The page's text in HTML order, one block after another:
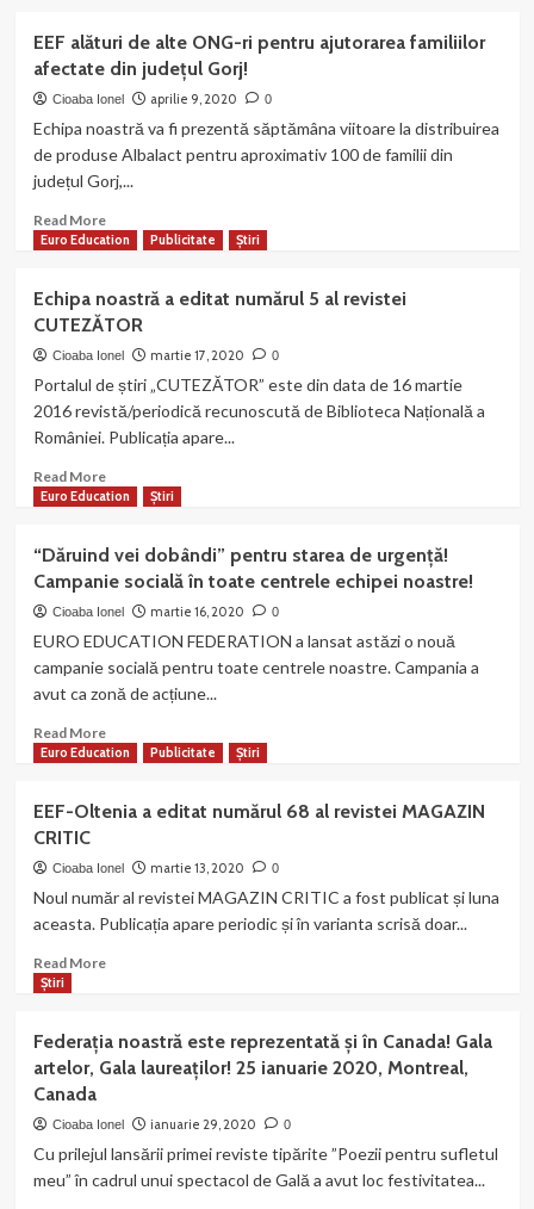
Oltenia
a
editat
numărul
al
revistei
CRITIC
EEF alături de alte ONG-ri pentru ajutorarea familiilor
afectate din județul Gorj!
Cioaba Ionel aprilie 9, 2020 0
Echipa noastră va fi prezentă săptămâna viitoare la distribuirea
de produse Albalact pentru aproximativ 100 de familii din
județul Gorj,...
Read MoreRead
more
alături
de
alte
ONG-
pentru
ajutorarea
afectate
din
Gorj!
Euro Education Publicitate Știri
Echipa noastră a editat numărul 5 al revistei
CUTEZĂTOR
Cioaba Ionel martie 17, 2020 0
Portalul de știri „CUTEZĂTOR” este din data de 16 martie
2016 revistă/periodică recunoscută de Biblioteca Națională a
României. Publicația apare...
Read MoreRead
more
noastră
a
editat
numărul
al
revistei
Euro Education Știri
“Dăruind vei dobândi” pentru starea de urgență!
Campanie socială în toate centrele echipei noastre!
Cioaba Ionel martie 16, 2020 0
EURO EDUCATION FEDERATION a lansat astăzi o nouă
campanie socială pentru toate centrele noastre. Campania a
avut ca zonă de acțiune...
Read MoreRead
more
vei
pentru
starea
urgență!
centrele
echipei
Euro Education Publicitate Știri
EEF-Oltenia a editat numărul 68 al revistei MAGAZIN
CRITIC
Cioaba Ionel martie 13, 2020 0
Noul număr al revistei MAGAZIN CRITIC a fost publicat și luna
aceasta. Publicația apare periodic și în varianta scrisă doar...
Read MoreRead
Oltenia
a
numărul
al
revistei
Știri
Federația noastră este reprezentată și în Canada! Gala
artelor, Gala laureaților! 25 ianuarie 2020, Montreal,
Canada
Cioaba Ionel ianuarie 29, 2020 0
Cu prilejul lansării primei reviste tipărite ”Poezii pentru sufletul
meu” în cadrul unui spectacol de Gală a avut loc festivitatea...